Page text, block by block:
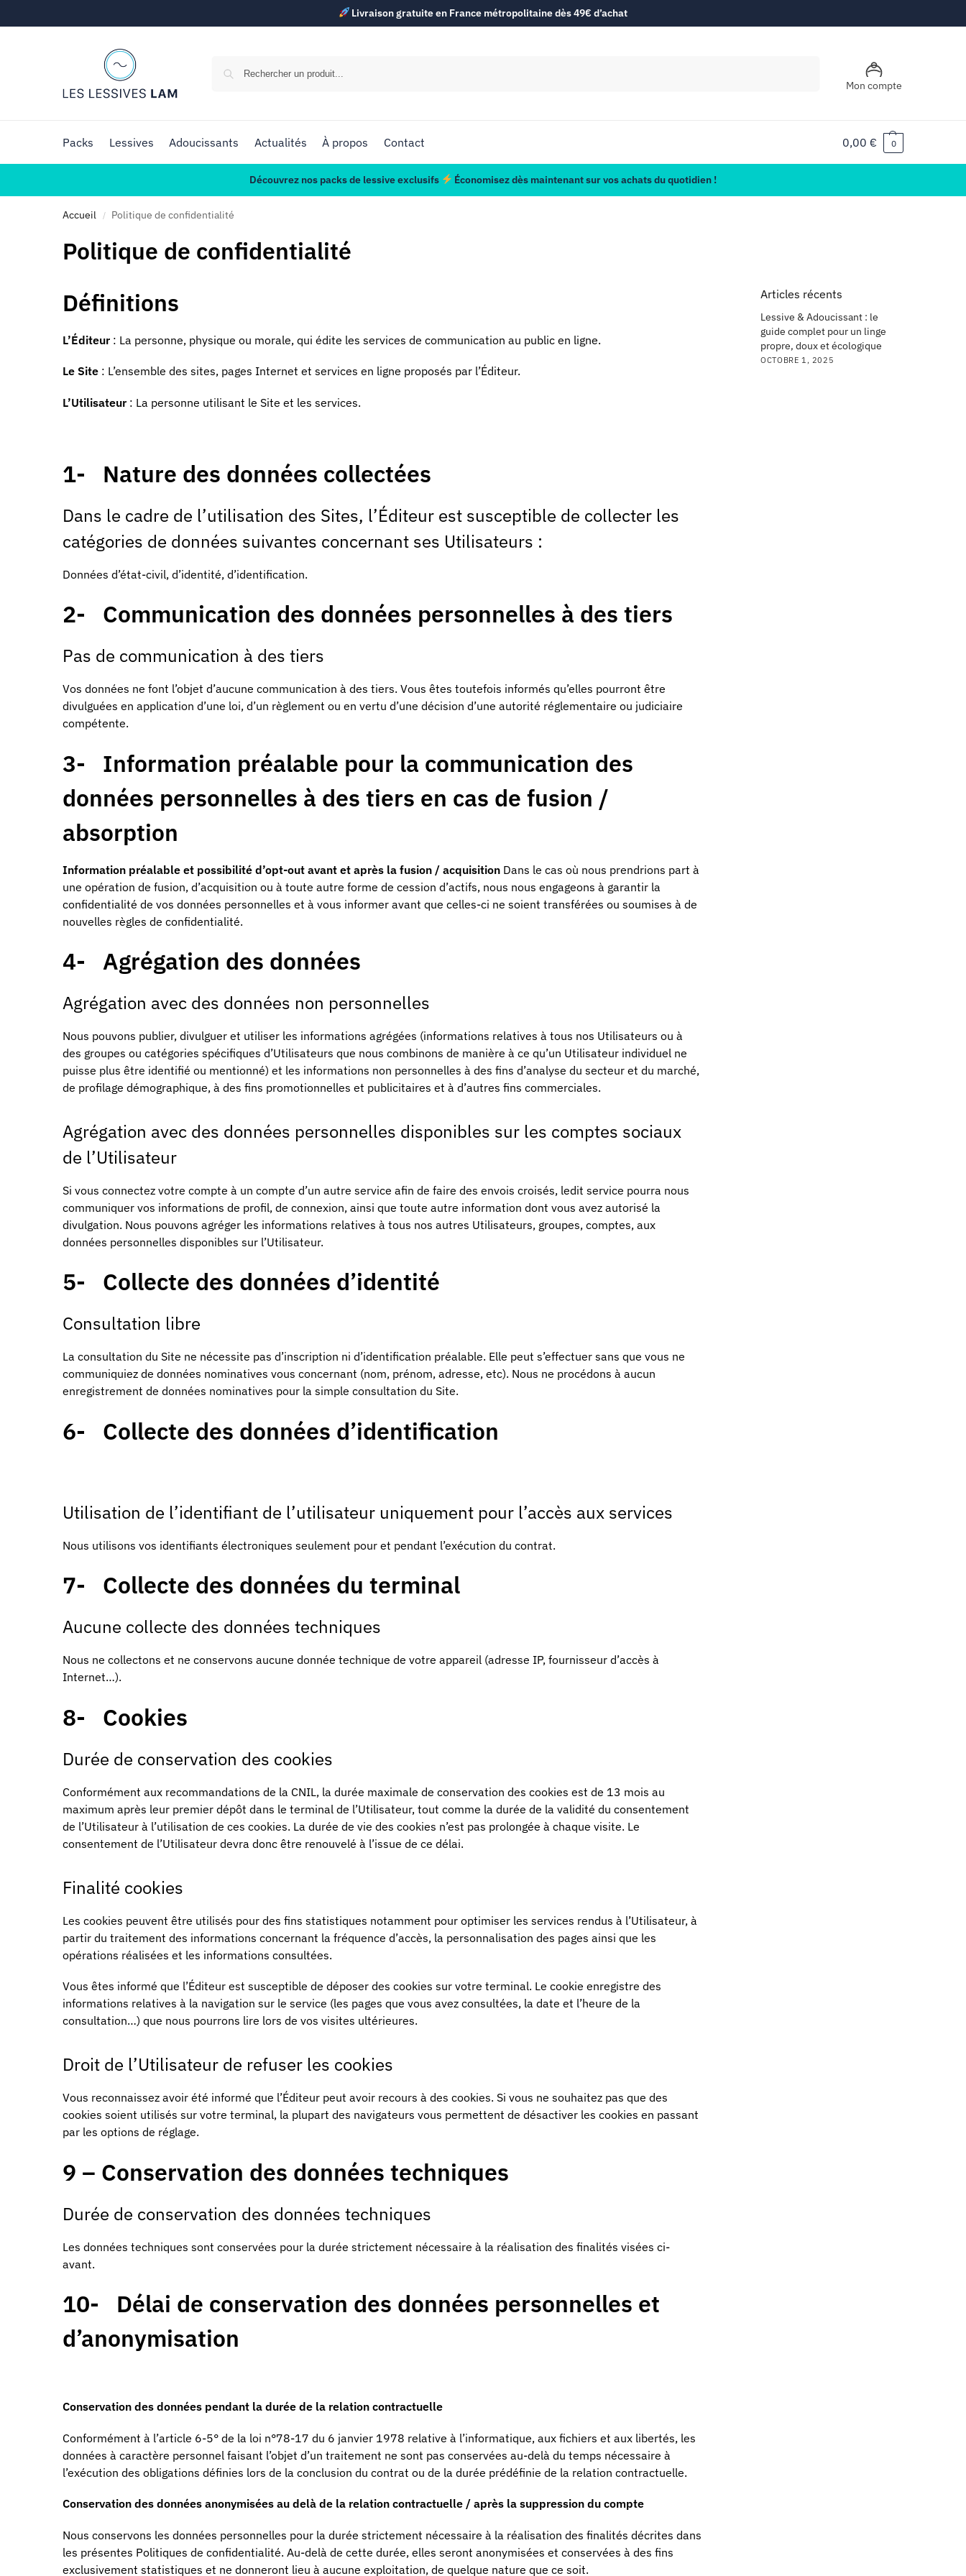
Livraison gratuite en France métropolitaine dès 49€ d’achat
Mon compte
Packs Lessives Adoucissants Actualités À propos Contact 0,00 € 0
Découvrez nos packs de lessive exclusifs Économisez dès maintenant sur vos achats du quotidien !
Accueil / Politique de confidentialité
Politique de confidentialité
Définitions
L’Éditeur : La personne, physique ou morale, qui édite les services de communication au public en ligne.
Le Site : L’ensemble des sites, pages Internet et services en ligne proposés par l’Éditeur.
L’Utilisateur : La personne utilisant le Site et les services.
1- Nature des données collectées
Dans le cadre de l’utilisation des Sites, l’Éditeur est susceptible de collecter les
catégories de données suivantes concernant ses Utilisateurs :
Données d’état-civil, d’identité, d’identification.
2- Communication des données personnelles à des tiers
Pas de communication à des tiers
Vos données ne font l’objet d’aucune communication à des tiers. Vous êtes toutefois informés qu’elles pourront être
divulguées en application d’une loi, d’un règlement ou en vertu d’une décision d’une autorité réglementaire ou judiciaire
compétente.
3- Information préalable pour la communication des
données personnelles à des tiers en cas de fusion /
absorption
Information préalable et possibilité d’opt-out avant et après la fusion / acquisition Dans le cas où nous prendrions part à
une opération de fusion, d’acquisition ou à toute autre forme de cession d’actifs, nous nous engageons à garantir la
confidentialité de vos données personnelles et à vous informer avant que celles-ci ne soient transférées ou soumises à de
nouvelles règles de confidentialité.
4- Agrégation des données
Agrégation avec des données non personnelles
Nous pouvons publier, divulguer et utiliser les informations agrégées (informations relatives à tous nos Utilisateurs ou à
des groupes ou catégories spécifiques d’Utilisateurs que nous combinons de manière à ce qu’un Utilisateur individuel ne
puisse plus être identifié ou mentionné) et les informations non personnelles à des fins d’analyse du secteur et du marché,
de profilage démographique, à des fins promotionnelles et publicitaires et à d’autres fins commerciales.
Agrégation avec des données personnelles disponibles sur les comptes sociaux
de l’Utilisateur
Si vous connectez votre compte à un compte d’un autre service afin de faire des envois croisés, ledit service pourra nous
communiquer vos informations de profil, de connexion, ainsi que toute autre information dont vous avez autorisé la
divulgation. Nous pouvons agréger les informations relatives à tous nos autres Utilisateurs, groupes, comptes, aux
données personnelles disponibles sur l’Utilisateur.
5- Collecte des données d’identité
Consultation libre
La consultation du Site ne nécessite pas d’inscription ni d’identification préalable. Elle peut s’effectuer sans que vous ne
communiquiez de données nominatives vous concernant (nom, prénom, adresse, etc). Nous ne procédons à aucun
enregistrement de données nominatives pour la simple consultation du Site.
6- Collecte des données d’identification
Utilisation de l’identifiant de l’utilisateur uniquement pour l’accès aux services
Nous utilisons vos identifiants électroniques seulement pour et pendant l’exécution du contrat.
7- Collecte des données du terminal
Aucune collecte des données techniques
Nous ne collectons et ne conservons aucune donnée technique de votre appareil (adresse IP, fournisseur d’accès à
Internet…).
8- Cookies
Durée de conservation des cookies
Conformément aux recommandations de la CNIL, la durée maximale de conservation des cookies est de 13 mois au
maximum après leur premier dépôt dans le terminal de l’Utilisateur, tout comme la durée de la validité du consentement
de l’Utilisateur à l’utilisation de ces cookies. La durée de vie des cookies n’est pas prolongée à chaque visite. Le
consentement de l’Utilisateur devra donc être renouvelé à l’issue de ce délai.
Finalité cookies
Les cookies peuvent être utilisés pour des fins statistiques notamment pour optimiser les services rendus à l’Utilisateur, à
partir du traitement des informations concernant la fréquence d’accès, la personnalisation des pages ainsi que les
opérations réalisées et les informations consultées.
Vous êtes informé que l’Éditeur est susceptible de déposer des cookies sur votre terminal. Le cookie enregistre des
informations relatives à la navigation sur le service (les pages que vous avez consultées, la date et l’heure de la
consultation…) que nous pourrons lire lors de vos visites ultérieures.
Droit de l’Utilisateur de refuser les cookies
Vous reconnaissez avoir été informé que l’Éditeur peut avoir recours à des cookies. Si vous ne souhaitez pas que des
cookies soient utilisés sur votre terminal, la plupart des navigateurs vous permettent de désactiver les cookies en passant
par les options de réglage.
9 – Conservation des données techniques
Durée de conservation des données techniques
Les données techniques sont conservées pour la durée strictement nécessaire à la réalisation des finalités visées ci-
avant.
10- Délai de conservation des données personnelles et
d’anonymisation
Conservation des données pendant la durée de la relation contractuelle
Conformément à l’article 6-5° de la loi n°78-17 du 6 janvier 1978 relative à l’informatique, aux fichiers et aux libertés, les
données à caractère personnel faisant l’objet d’un traitement ne sont pas conservées au-delà du temps nécessaire à
l’exécution des obligations définies lors de la conclusion du contrat ou de la durée prédéfinie de la relation contractuelle.
Conservation des données anonymisées au delà de la relation contractuelle / après la suppression du compte
Nous conservons les données personnelles pour la durée strictement nécessaire à la réalisation des finalités décrites dans
les présentes Politiques de confidentialité. Au-delà de cette durée, elles seront anonymisées et conservées à des fins
exclusivement statistiques et ne donneront lieu à aucune exploitation, de quelque nature que ce soit.
Articles récents
Lessive & Adoucissant : le
guide complet pour un linge
propre, doux et écologique
OCTOBRE 1, 2025